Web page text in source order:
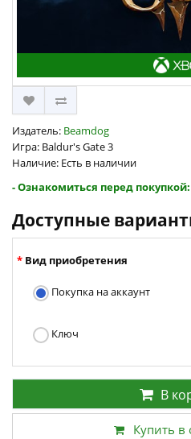
Издатель: Beamdog
Игра: Baldur's Gate 3
Наличие: Есть в наличии
- Ознакомиться перед
Доступные
Вид приобретения
Покупка на аккаунт
Ключ
В
Купить в